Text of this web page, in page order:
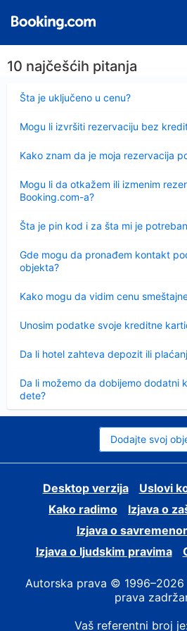
10 najčešćih pitanja
Šta je uključeno u cenu?
Sažeto
Mogu li izvršiti rezervaciju bez
Kako znam da je moja rezervacija
Mogu li da otkažem ili izmenim
Booking.com-a?
Šta je pin kod i za šta mi je
Sažeto
Gde mogu da pronađem kontakt
objekta?
Kako mogu da vidim cenu
Unosim podatke svoje kreditne
Da li hotel zahteva depozit ili
Da li možemo da dobijemo dodatni
dete?
Dodajte svoj
Desktop verzija
Uslovi
Kako radimo
Izjava o
Izjava o
Izjava o ljudskim pravima
Autorska prava © 1996–2026
prava
Vaš referentni broj